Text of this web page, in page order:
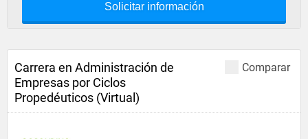
Solicitar información
Comparar
Carrera en Administración de
Empresas por Ciclos
Propedéuticos (Virtual)